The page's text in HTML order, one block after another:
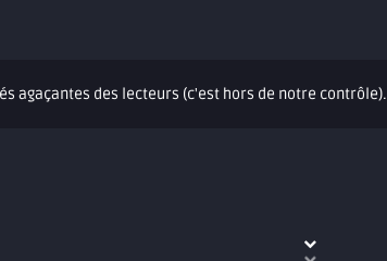
agaçantes des lecteurs (c'est hors de notre contrôle).